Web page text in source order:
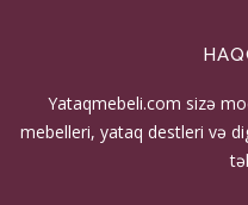
Yataqmebeli.com sizə
mebelleri, yataq destleri və